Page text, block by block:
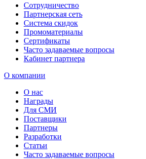
Сотрудничество
Партнерская сеть
Система скидок
Промоматериалы
Сертификаты
Часто задаваемые вопросы
Кабинет партнера
О компании
О нас
Награды
Для СМИ
Поставщики
Партнеры
Разработки
Статьи
Часто задаваемые вопросы